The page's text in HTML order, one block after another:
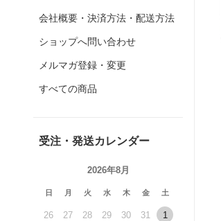
会社概要・決済方法・配送方法
ショップへ問い合わせ
メルマガ登録・変更
すべての商品
受注・発送カレンダー
2026年8月
日 月 火 水 木 金 土
26 27 28 29 30 31 1